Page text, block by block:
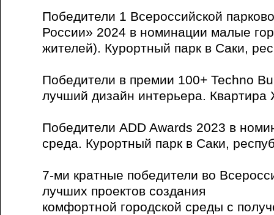
Победители 1 Всероссийской
России» 2024 в номинации малые
жителей). Курортный парк в Саки,
Победители в премии 100+ Techno
лучший дизайн интерьера.
Победители ADD Awards 2023 в
среда. Курортный парк в Саки,
7-ми кратные победители во
лучших проектов создания
комфортной городской среды с